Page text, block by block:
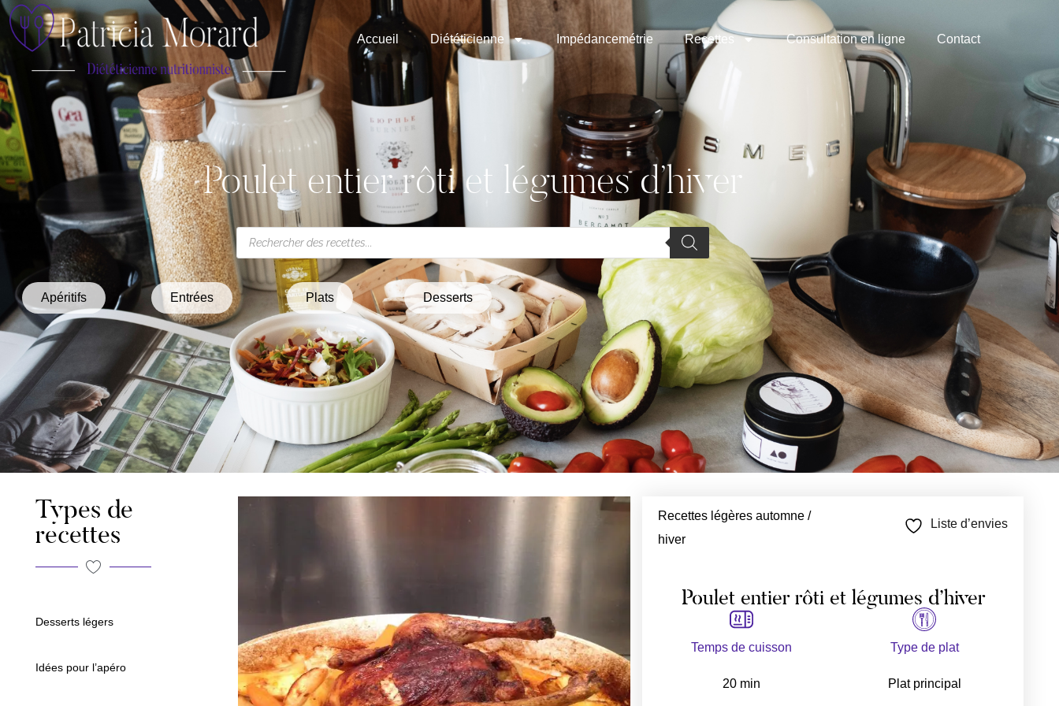
Accueil Diététicienne Impédancemétrie Recettes Consultation en ligne Contact
Poulet entier rôti et légumes d’hiver
Apéritifs Entrées Plats Desserts
Types de
recettes
Desserts légers
Idées pour l’apéro
Recettes légères automne /
hiver
Liste d’envies
Poulet entier rôti et légumes d’hiver
Temps de cuisson
20 min
Type de plat
Plat principal